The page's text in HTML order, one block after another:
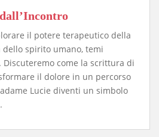
il potere terapeutico della
spirito umano, temi
come la scrittura di
il dolore in un percorso
Lucie diventi un simbolo